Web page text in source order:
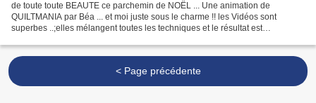
de toute toute BEAUTE ce parchemin de NOËL ... Une animation de
QUILTMANIA par Béa ... et moi juste sous le charme !! les Vidéos sont
superbes ..;elles mélangent toutes les techniques et le résultat est
< Page précédente